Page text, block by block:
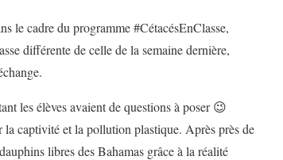
le cadre du programme #CétacésEnClasse,
différente de celle de la semaine dernière,
les élèves avaient de questions à poser 😉
la captivité et la pollution plastique. Après près de
libres des Bahamas grâce à la réalité